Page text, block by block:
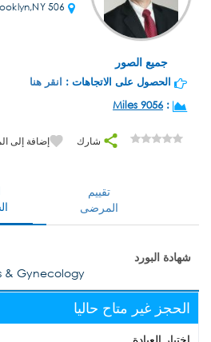
جميع الصور
الحصول على الاتجاهات : انقر هنا
:
9056 Miles
شارك إضافة إلى
تقييم
المرضى
شهادة البورد
& Gynecology
الحجز غير متاح حاليا